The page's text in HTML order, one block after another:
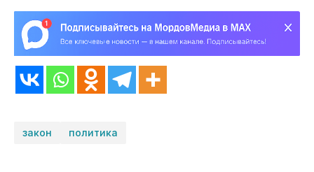
закон политика